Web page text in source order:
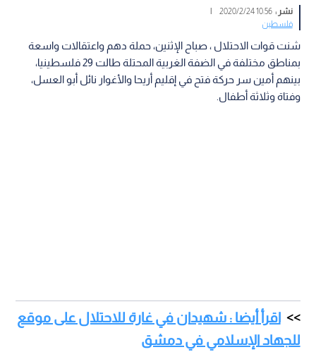
نشر :10:56 2020/2/24
|
فلسطين
شنت قوات الاحتلال ، صباح الإثنين، حملة دهم واعتقالات واسعة
بمناطق مختلفة في الضفة الغربية المحتلة طالت 29 فلسطينيا،
بينهم أمين سر حركة فتح في إقليم أريحا والأغوار نائل أبو العسل،
وفتاة وثلاثة أطفال.
اقرأ أيضا : شهيدان في غارة للاحتلال على موقع
للجهاد الإسلامي في دمشق